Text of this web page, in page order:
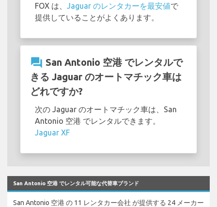
FOX は、 Jaguar のレンタカーを最安値で
提供していることがよくあります。
question_answer San Antonio 空港 でレンタルで
きる Jaguar のオートマチック車は
どれですか?
次の Jaguar のオートマチック車は、San
Antonio 空港 でレンタルできます。
Jaguar XF
San Antonio 空港 でレンタル可能な代替車ブランド
San Antonio 空港 の 11 レンタカー会社 が提供する 24 メーカー